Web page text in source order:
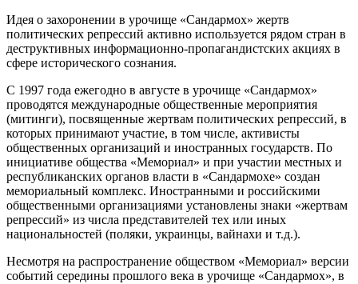
Идея о захоронении в урочище «Сандармох» жертв
политических репрессий активно используется рядом стран в
деструктивных информационно-пропагандистских акциях в
сфере исторического сознания.
С 1997 года ежегодно в августе в урочище «Сандармох»
проводятся международные общественные мероприятия
(митинги), посвященные жертвам политических репрессий, в
которых принимают участие, в том числе, активисты
общественных организаций и иностранных государств. По
инициативе общества «Мемориал» и при участии местных и
республиканских органов власти в «Сандармохе» создан
мемориальный комплекс. Иностранными и российскими
общественными организациями установлены знаки «жертвам
репрессий» из числа представителей тех или иных
национальностей (поляки, украинцы, вайнахи и т.д.).
Несмотря на распространение обществом «Мемориал» версии
событий середины прошлого века в урочище «Сандармох», в